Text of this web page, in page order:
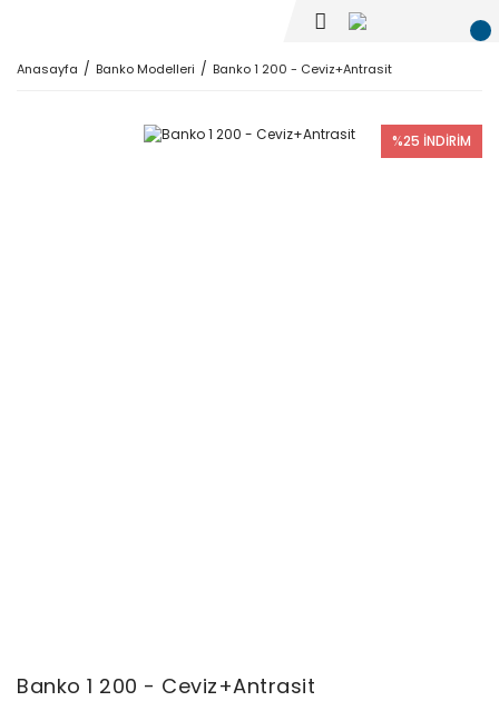
Anasayfa Banko Modelleri Banko 1 200 - Ceviz+Antrasit
%25 İNDİRİM
Banko 1 200 - Ceviz+Antrasit